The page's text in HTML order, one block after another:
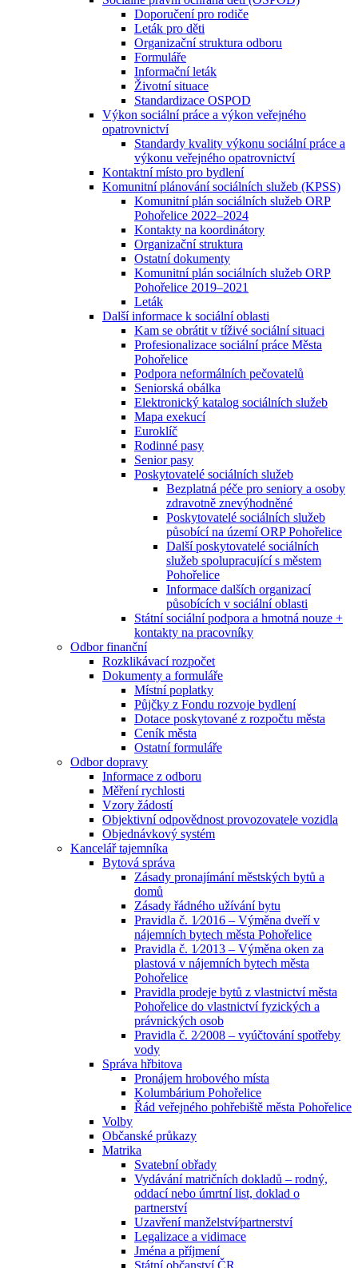
Doporučení pro rodiče
Leták pro děti
Organizační struktura odboru
Formuláře
Informační leták
Životní situace
Standardizace OSPOD
Výkon sociální práce a výkon veřejného
opatrovnictví
Standardy kvality výkonu sociální práce a
výkonu veřejného opatrovnictví
Kontaktní místo pro bydlení
Komunitní plánování sociálních služeb (KPSS)
Komunitní plán sociálních služeb ORP
Pohořelice 2022–2024
Kontakty na koordinátory
Organizační struktura
Ostatní dokumenty
Komunitní plán sociálních služeb ORP
Pohořelice 2019–2021
Leták
Další informace k sociální oblasti
Kam se obrátit v tíživé sociální situaci
Profesionalizace sociální práce Města
Pohořelice
Podpora neformálních pečovatelů
Seniorská obálka
Elektronický katalog sociálních služeb
Mapa exekucí
Euroklíč
Rodinné pasy
Senior pasy
Poskytovatelé sociálních služeb
Bezplatná péče pro seniory a osoby
zdravotně znevýhodněné
Poskytovatelé sociálních služeb
působící na území ORP Pohořelice
Další poskytovatelé sociálních
služeb spolupracující s městem
Pohořelice
Informace dalších organizací
působících v sociální oblasti
Státní sociální podpora a hmotná nouze +
kontakty na pracovníky
Odbor finanční
Rozklikávací rozpočet
Dokumenty a formuláře
Místní poplatky
Půjčky z Fondu rozvoje bydlení
Dotace poskytované z rozpočtu města
Ceník města
Ostatní formuláře
Odbor dopravy
Informace z odboru
Měření rychlosti
Vzory žádostí
Objektivní odpovědnost provozovatele vozidla
Objednávkový systém
Kancelář tajemníka
Bytová správa
Zásady pronajímání městských bytů a
domů
Zásady řádného užívání bytu
Pravidla č. 1⁄2016 – Výměna dveří v
nájemních bytech města Pohořelice
Pravidla č. 1⁄2013 – Výměna oken za
plastová v nájemních bytech města
Pohořelice
Pravidla prodeje bytů z vlastnictví města
Pohořelice do vlastnictví fyzických a
právnických osob
Pravidla č. 2⁄2008 – vyúčtování spotřeby
vody
Správa hřbitova
Pronájem hrobového místa
Kolumbárium Pohořelice
Řád veřejného pohřebiště města Pohořelice
Volby
Občanské průkazy
Matrika
Svatební obřady
Vydávání matričních dokladů – rodný,
oddací nebo úmrtní list, doklad o
partnerství
Uzavření manželství⁄partnerství
Legalizace a vidimace
Jména a příjmení
Státní občanství ČR